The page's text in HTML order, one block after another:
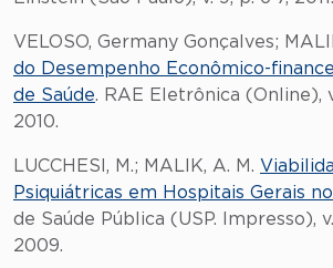
VELOSO, Germany Gonçalves;
do Desempenho Econômico-
de Saúde. RAE Eletrônica (Online),
2010.
LUCCHESI, M.; MALIK, A. M.
Psiquiátricas em Hospitais Gerais no
de Saúde Pública (USP. Impresso), v.
2009.